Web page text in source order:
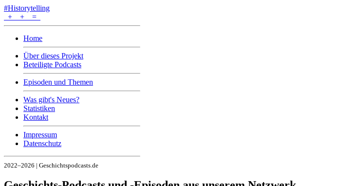
#Historytelling
+
+ =
Home
Über dieses Projekt
Beteiligte Podcasts
Episoden und Themen
Was gibt's Neues?
Statistiken
Kontakt
Impressum
Datenschutz
2022–2026 | Geschichtspodcasts.de